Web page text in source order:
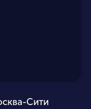
Сити